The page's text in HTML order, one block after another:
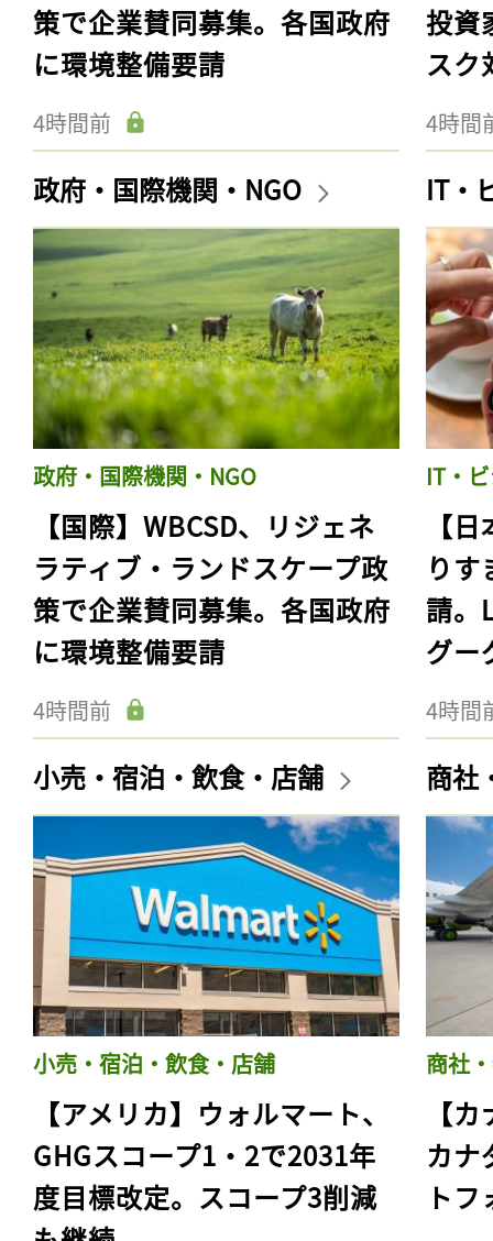
策で企業賛同募集。各国政府
に環境整備要請
4時間前
投資
スク
4時間
政府・国際機関・NGO
政府・国際機関・NGO
【国際】WBCSD、リジェネ
ラティブ・ランドスケープ政
策で企業賛同募集。各国政府
に環境整備要請
4時間前
IT・
IT・
【
り
請。
グー
4時間
小売・宿泊・飲食・店舗
小売・宿泊・飲食・店舗
【アメリカ】ウォルマート、
GHGスコープ1・2で2031年
度目標改定。スコープ3削減
商社
商社
【
カナ
ト